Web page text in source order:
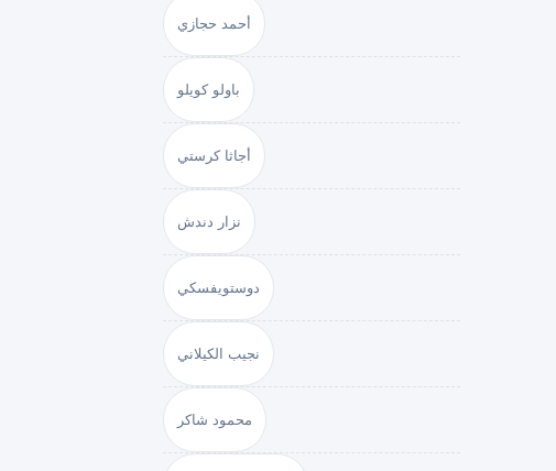
أحمد حجازي
باولو كويلو
أجاثا كرستي
نزار دندش
دوستويفسكي
نجيب الكيلاني
محمود شاكر